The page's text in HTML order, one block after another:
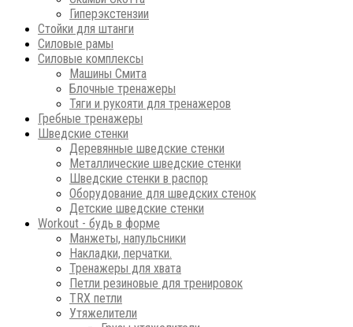
Гиперэкстензии
Стойки для штанги
Силовые рамы
Силовые комплексы
Машины Смита
Блочные тренажеры
Тяги и рукояти для тренажеров
Гребные тренажеры
Шведские стенки
Деревянные шведские стенки
Металлические шведские стенки
Шведские стенки в распор
Оборудование для шведских стенок
Детские шведские стенки
Workout - будь в форме
Манжеты, напульсники
Накладки, перчатки.
Тренажеры для хвата
Петли резиновые для тренировок
ТRХ петли
Утяжелители